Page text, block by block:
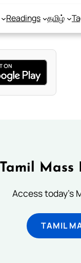
Readings தமிழ்
Tamil Mass
Access today's
TAMIL